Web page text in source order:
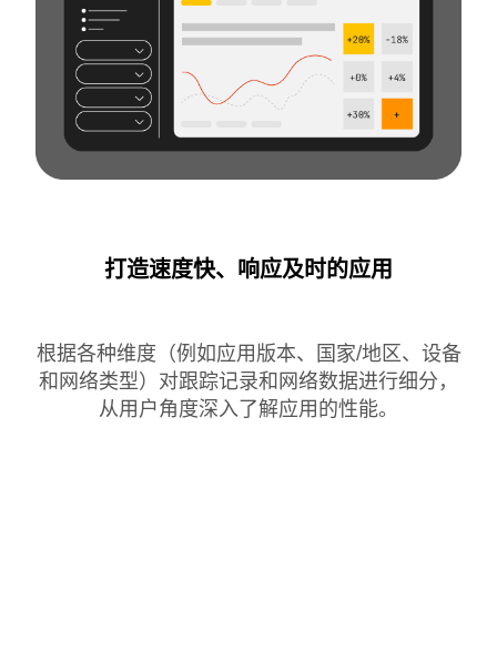
打造速度快、响应及时的应用
根据各种维度（例如应用版本、国家/地区、设备
和网络类型）对跟踪记录和网络数据进行细分，
从用户角度深入了解应用的性能。